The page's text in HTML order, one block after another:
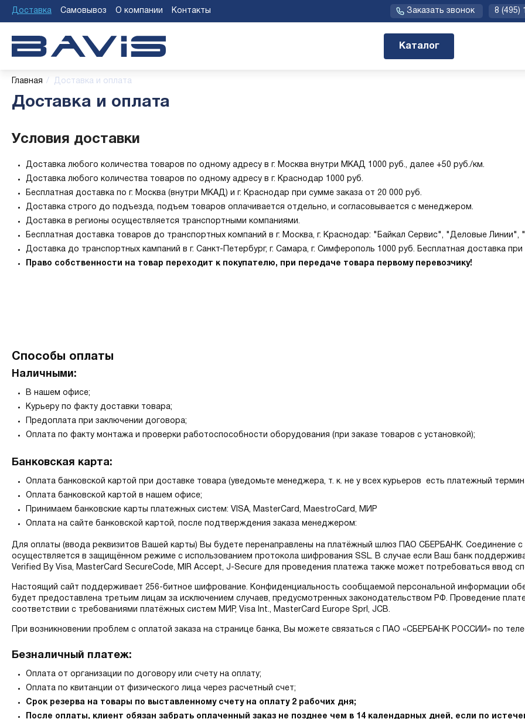
Доставка Самовывоз О компании Контакты Заказать звонок 8 (495)
Каталог
Главная / Доставка и оплата
Доставка и оплата
Условия доставки
Доставка любого количества товаров по одному адресу в г. Москва внутри МКАД 1000 руб., далее +50 руб./км.
Доставка любого количества товаров по одному адресу в г. Краснодар 1000 руб.
Бесплатная доставка по г. Москва (внутри МКАД) и г. Краснодар при сумме заказа от 20 000 руб.
Доставка строго до подъезда, подъем товаров оплачивается отдельно, и согласовывается с менеджером.
Доставка в регионы осуществляется транспортными компаниями.
Бесплатная доставка товаров до транспортных компаний в г. Москва, г. Краснодар: "Байкал Сервис", "Деловые
Доставка до транспортных кампаний в г. Санкт-Петербург, г. Самара, г. Симферополь 1000 руб. Бесплатная доставка
Право собственности на товар переходит к покупателю, при передаче товара первому перевозчику!
Способы оплаты
Наличными:
В нашем офисе;
Курьеру по факту доставки товара;
Предоплата при заключении договора;
Оплата по факту монтажа и проверки работоспособности оборудования (при заказе товаров с установкой);
Банковская карта:
Оплата банковской картой при доставке товара (уведомьте менеджера, т. к. не у всех курьеров есть платежный
Оплата банковской картой в нашем офисе;
Принимаем банковские карты платежных систем: VISA, MasterCard, MaestroCard, МИР
Оплата на сайте банковской картой, после подтверждения заказа менеджером:
Для оплаты (ввода реквизитов Вашей карты) Вы будете перенаправлены на платёжный шлюз ПАО СБЕРБАНК. Соединение
осуществляется в защищённом режиме с использованием протокола шифрования SSL. В случае если Ваш банк
Verified By Visa, MasterCard SecureCode, MIR Accept, J-Secure для проведения платежа также может потребоваться ввод
Настоящий сайт поддерживает 256-битное шифрование. Конфиденциальность сообщаемой персональной информации
будет предоставлена третьим лицам за исключением случаев, предусмотренных законодательством РФ. Проведение
соответствии с требованиями платёжных систем МИР, Visa Int., MasterCard Europe Sprl, JCB.
При возникновении проблем с оплатой заказа на странице банка, Вы можете связаться с ПАО «СБЕРБАНК РОССИИ» по
Безналичный платеж:
Оплата от организации по договору или счету на оплату;
Оплата по квитанции от физического лица через расчетный счет;
Срок резерва на товары по выставленному счету на оплату 2 рабочих дня;
После оплаты, клиент обязан забрать оплаченный заказ не позднее чем в 14 календарных дней, если по